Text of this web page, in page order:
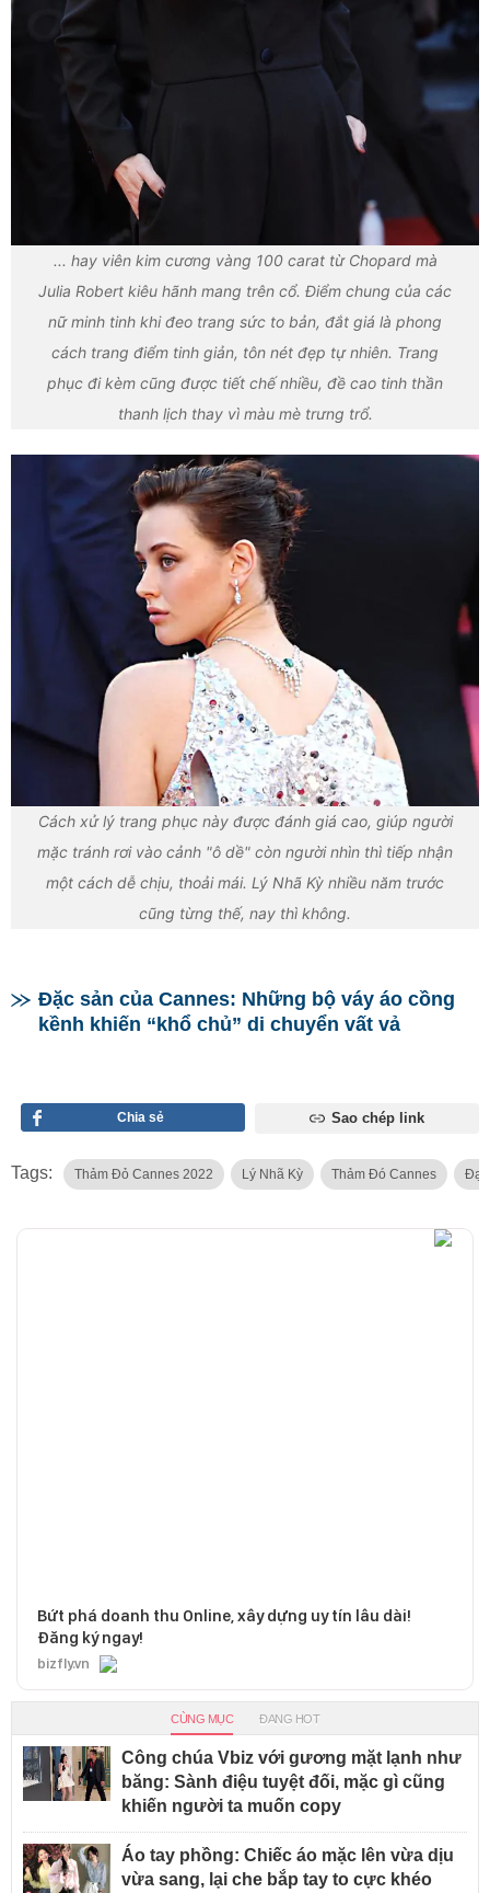
... hay viên kim cương vàng 100 carat từ Chopard mà
Julia Robert kiêu hãnh mang trên cổ. Điểm chung của các
nữ minh tinh khi đeo trang sức to bản, đắt giá là phong
cách trang điểm tinh giản, tôn nét đẹp tự nhiên. Trang
phục đi kèm cũng được tiết chế nhiều, đề cao tinh thần
thanh lịch thay vì màu mè trưng trổ.
Cách xử lý trang phục này được đánh giá cao, giúp người
mặc tránh rơi vào cảnh "ô dề" còn người nhìn thì tiếp nhận
một cách dễ chịu, thoải mái. Lý Nhã Kỳ nhiều năm trước
cũng từng thế, nay thì không.
Đặc sản của Cannes: Những bộ váy áo cồng
kềnh khiến “khổ chủ” di chuyển vất vả
Chia sẻ Sao chép link
Tags: Thảm Đỏ Cannes 2022 Lý Nhã Kỳ Thảm Đó Cannes Đại
Bứt phá doanh thu Online, xây dựng uy tín lâu dài!
Đăng ký ngay!
bizfly.vn
CÙNG MỤC ĐANG HOT
Công chúa Vbiz với gương mặt lạnh như
băng: Sành điệu tuyệt đối, mặc gì cũng
khiến người ta muốn copy
Áo tay phồng: Chiếc áo mặc lên vừa dịu
vừa sang, lại che bắp tay to cực khéo